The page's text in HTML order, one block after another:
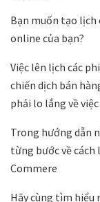
Bạn muốn tạo lịch
online của bạn?
Việc lên lịch các
chiến dịch bán
phải lo lắng về
Trong hướng dẫn
từng bước về cách
Commere
Hãy cùng tìm hiểu